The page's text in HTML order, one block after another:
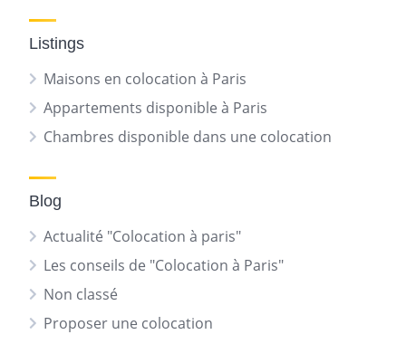
Listings
Maisons en colocation à Paris
Appartements disponible à Paris
Chambres disponible dans une colocation
Blog
Actualité "Colocation à paris"
Les conseils de "Colocation à Paris"
Non classé
Proposer une colocation